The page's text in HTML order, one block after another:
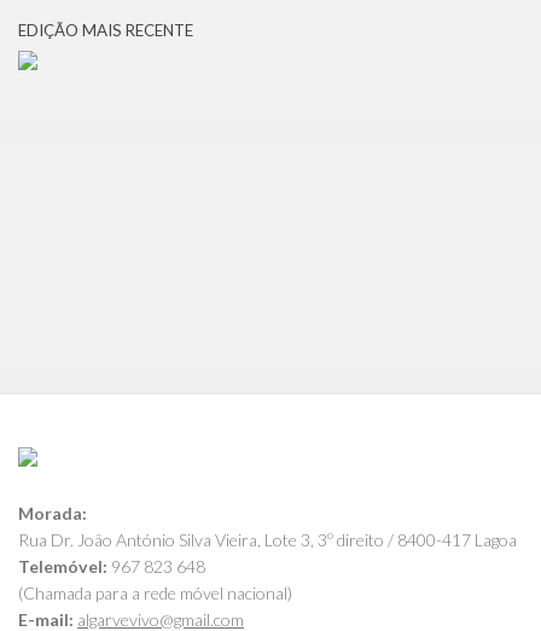
EDIÇÃO MAIS RECENTE
Morada:
Rua Dr. João António Silva Vieira, Lote 3, 3º direito / 8400-417 Lagoa
Telemóvel: 967 823 648
(Chamada para a rede móvel nacional)
E-mail: algarvevivo@gmail.com